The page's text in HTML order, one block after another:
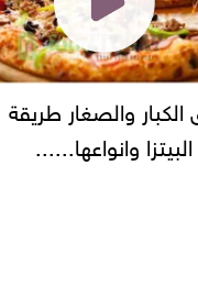
حجم استثمارات يصل لـ 94